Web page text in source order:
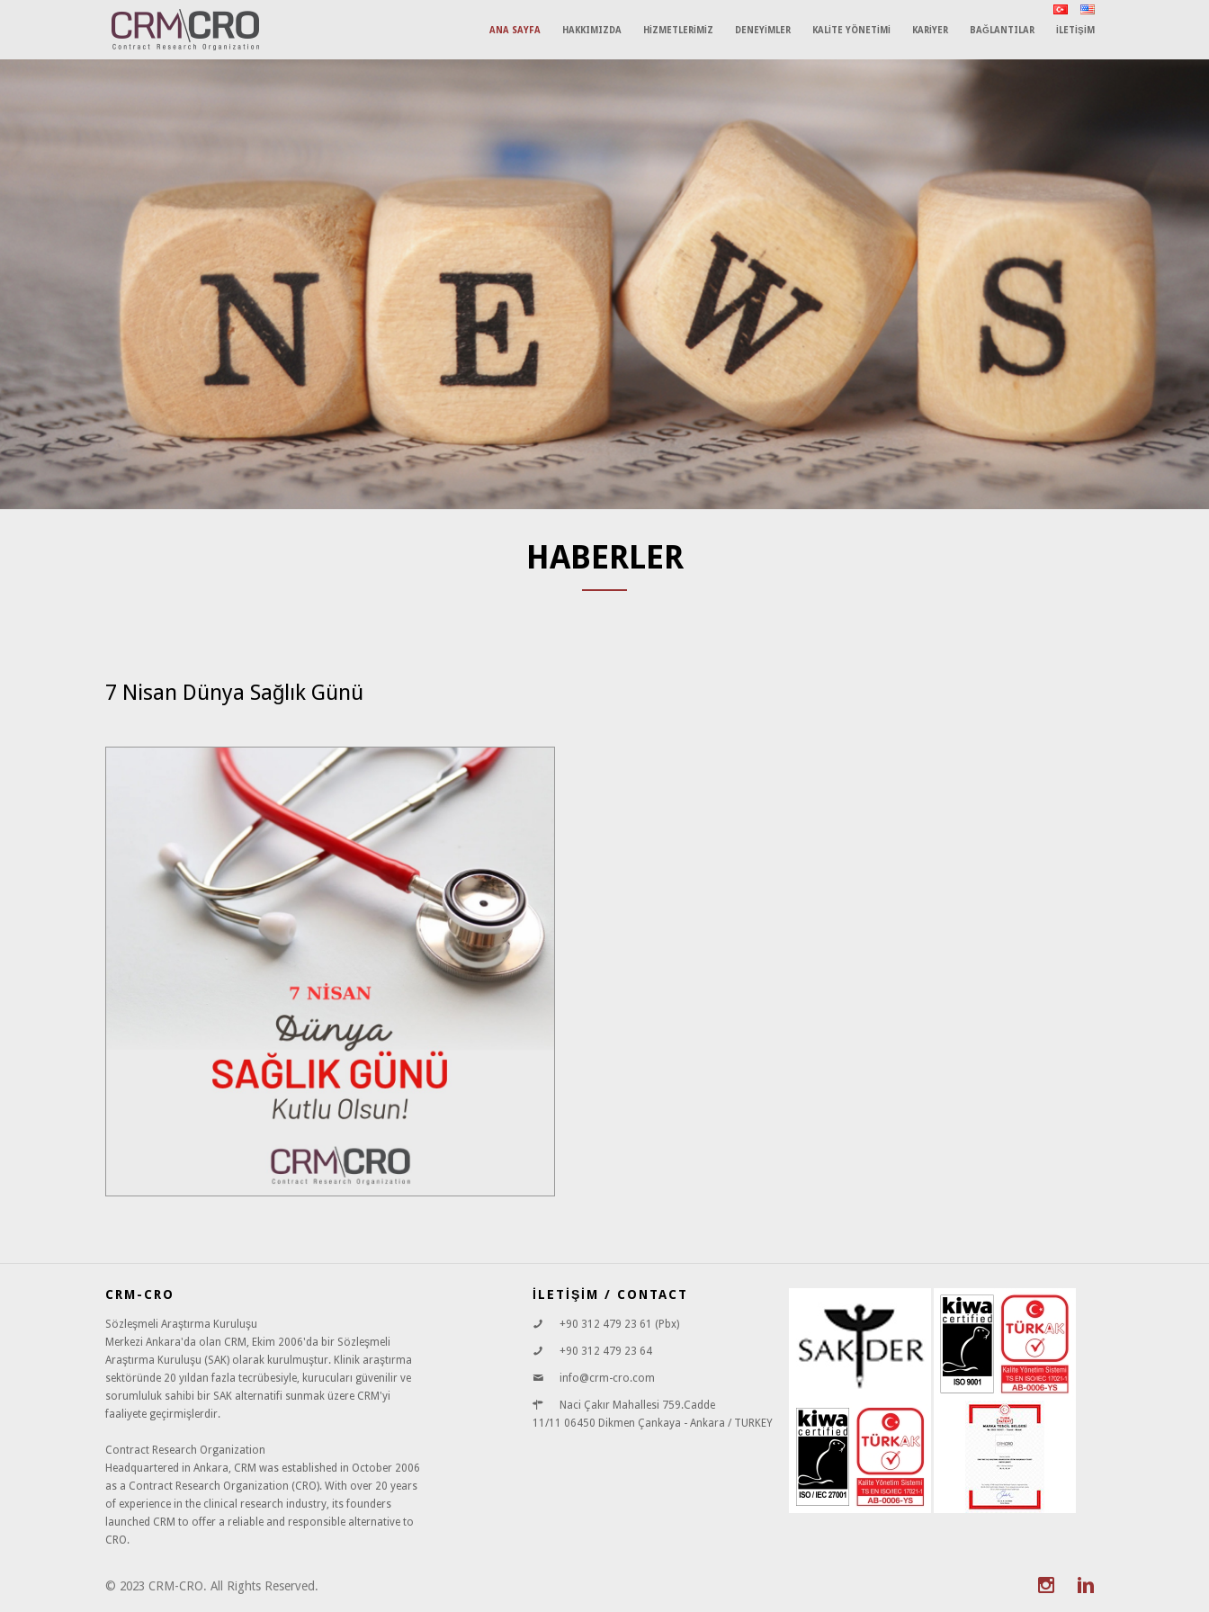
ANA SAYFA HAKKIMIZDA HİZMETLERİMİZ DENEYİMLER KALİTE YÖNETİMİ KARİYER BAĞLANTILAR İLETİŞİM
HABERLER
7 Nisan Dünya Sağlık Günü
CRM-CRO
Sözleşmeli Araştırma Kuruluşu
Merkezi Ankara'da olan CRM, Ekim 2006'da bir Sözleşmeli
Araştırma Kuruluşu (SAK) olarak kurulmuştur. Klinik araştırma
sektöründe 20 yıldan fazla tecrübesiyle, kurucuları güvenilir ve
sorumluluk sahibi bir SAK alternatifi sunmak üzere CRM'yi
faaliyete geçirmişlerdir.
Contract Research Organization
Headquartered in Ankara, CRM was established in October 2006
as a Contract Research Organization (CRO). With over 20 years
of experience in the clinical research industry, its founders
launched CRM to offer a reliable and responsible alternative to
CRO.
İLETİŞİM / CONTACT
+90 312 479 23 61 (Pbx)
+90 312 479 23 64
info@crm-cro.com
Naci Çakır Mahallesi 759.Cadde
11/11 06450 Dikmen Çankaya - Ankara / TURKEY
© 2023 CRM-CRO. All Rights Reserved.